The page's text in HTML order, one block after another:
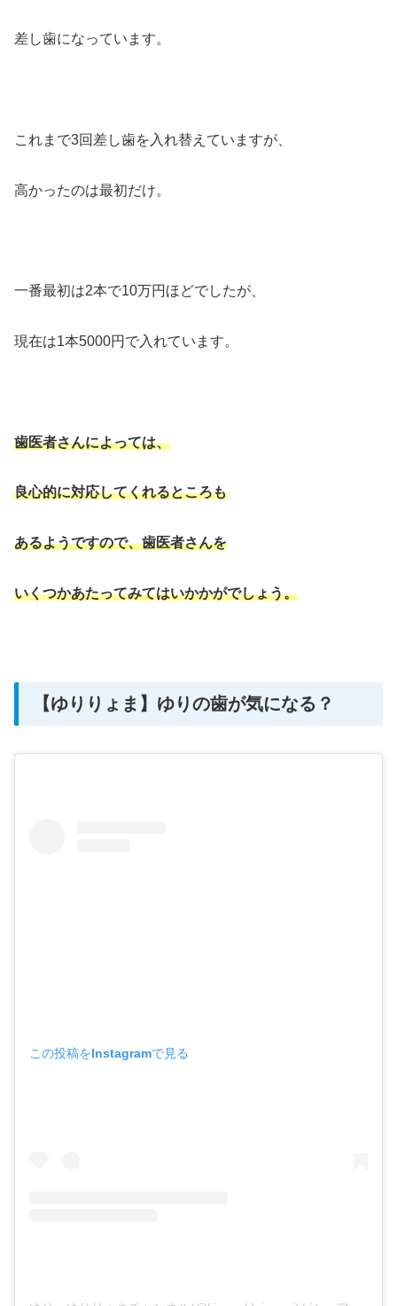
差し歯になっています。
これまで3回差し歯を入れ替えていますが、
高かったのは最初だけ。
一番最初は2本で10万円ほどでしたが、
現在は1本5000円で入れています。
歯医者さんによっては、
良心的に対応してくれるところも
あるようですので、歯医者さんを
いくつかあたってみてはいかかがでしょう。
【ゆりりょま】ゆりの歯が気になる？
この投稿をInstagramで見る